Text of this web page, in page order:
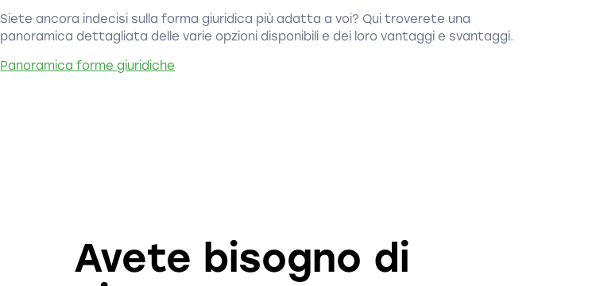
Siete ancora indecisi sulla forma giuridica più adatta a voi? Qui troverete una
panoramica dettagliata delle varie opzioni disponibili e dei loro vantaggi e svantaggi.
Panoramica forme giuridiche
Avete bisogno di